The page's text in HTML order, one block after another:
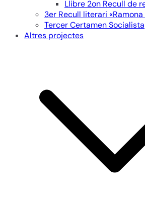
Llibre 2on Recull de
3er Recull literari
Tercer Certamen Socialista
Altres projectes